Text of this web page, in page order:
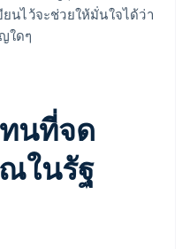
นไว้จะช่วยให้มั่นใจได้ว่า
ใดๆ
นที่จด
ในรัฐ